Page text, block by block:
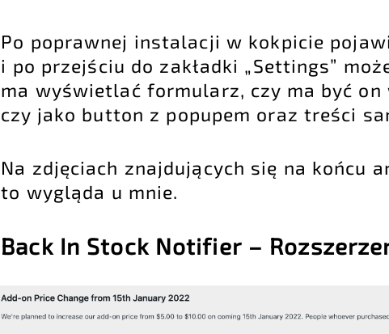
Po poprawnej instalacji w kokpicie
i po przejściu do zakładki „Settings”
ma wyświetlać formularz, czy ma być on
czy jako button z popupem oraz treści
Na zdjęciach znajdujących się na końcu
to wygląda u mnie.
Back In Stock Notifier–